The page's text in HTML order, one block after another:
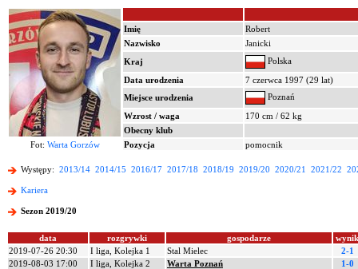
Imię
Robert
Nazwisko
Janicki
Kraj
Polska
Data urodzenia
7 czerwca 1997 (29 lat)
Miejsce urodzenia
Poznań
Wzrost / waga
170 cm / 62 kg
Obecny klub
Fot: Warta Gorzów Pozycja pomocnik
Występy: 2013/14 2014/15 2016/17 2017/18 2018/19 2019/20 2020/21 2021/22
Kariera
Sezon 2019/20
data rozgrywki gospodarze
wynik
2019-07-26 20:30
I liga, Kolejka 1 Stal Mielec
2-1
2019-08-03 17:00
I liga, Kolejka 2 Warta Poznań
1-0